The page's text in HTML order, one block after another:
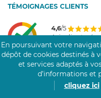
TÉMOIGNAGES CLIENTS
4,6/5
Avis clients
Google
COMMUNAUTÉ CLICK&CARE
En poursuivant votre
dépôt de cookies destinés à
et services adaptés à
d’informations et
cliquez ici